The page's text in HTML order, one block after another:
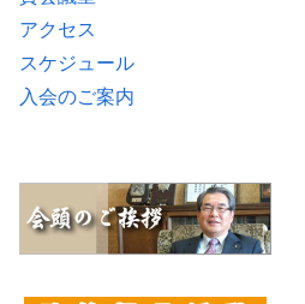
アクセス
スケジュール
入会のご案内